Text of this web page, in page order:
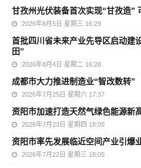
甘孜州光伏装备首次实现“甘孜造”
2026年8月5日 星期三 16:29
首批四川省未来产业先导区启动建
田”
2026年8月4日 星期二 16:28
成都市大力推进制造业“智改数转”
2026年7月25日 星期六 17:37
资阳市加速打造天然气绿色能源新
2026年7月23日 星期四 18:05
资阳市率先发展临近空间产业引爆
2026年7月22日 星期三 18:05